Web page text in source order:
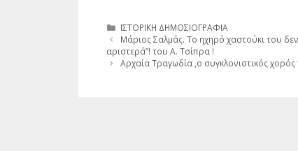
Κατηγορίες
ΙΣΤΟΡΙΚΗ ΔΗΜΟΣΙΟΓΡΑΦΙΑ
Μάριος Σαλμάς. Το ηχηρό χαστούκι του
αριστερά”! του Α. Τσίπρα !
Αρχαία Τραγωδία ,ο συγκλονιστικός